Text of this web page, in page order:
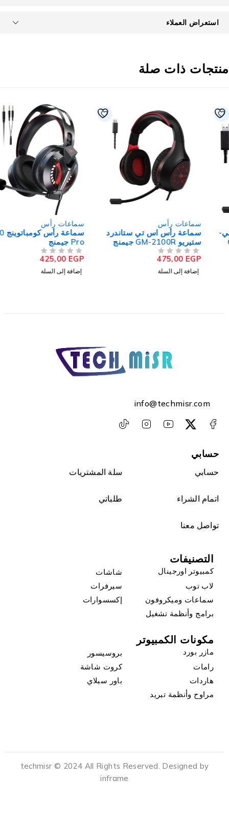
استعراض العملاء
ذات صلة
سماعات رأس
سماعة رأس اس تي ستاندرد
475,00
إضافة إلى السلة
سماعات رأس
سماعة رأس كومباتوينج M180
425,00
إضافة إلى السلة
info@techmisr.com
حسابي
حسابي سلة المشتريات
اتمام الشراء طلباتي
تواصل معنا
التصنيفات
كمبيوتر اورجينال
شاشات
لاب توب
سيرفرات
سماعات وميكروفون
إكسسوارات
برامج وأنظمة تشغيل
مكونات الكمبيوتر
مازر بورد
بروسيسور
رامات
كروت شاشة
هاردات
باور سبلاي
مراوح وأنظمة تبريد
techmisr © 2024 All Rights Reserved. Designed by
inframe